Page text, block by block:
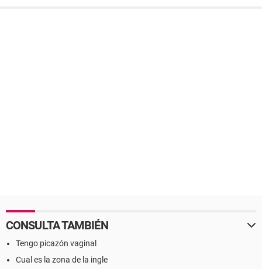
CONSULTA TAMBIÉN
Tengo picazón vaginal
Cual es la zona de la ingle